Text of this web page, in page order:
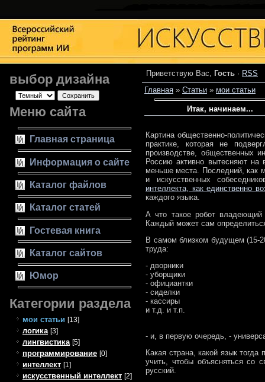
выбор дизайна
Меню сайта
Главная страница
Информация о сайте
Каталог файлов
Каталог статей
Гостевая книга
Каталог сайтов
Юмор
Категории раздела
мои статьи [13]
логика [3]
лингвистика [5]
программирование [0]
интеллект [1]
искусственный интеллект [2]
Приветствую Вас, Гость · RSS
Главная » Статьи » мои статьи
Итак, начинаем...
Картина общественно-
практике, которая не
производстве, общественных
Россию активно вытесняют
меньше места. Последний, как
и искусственных
интеллекта, как единственно
каждого языка.
А что такое робот
Каждый может сам
В самом близком будущем (15-
труда:
- дворники
- уборщики
- официантки
- сиделки
- кассиры
и т.д. и т.п.
- и, в первую очередь, -
Какая страна, какой язык
учить, чтобы объясняться
русский.